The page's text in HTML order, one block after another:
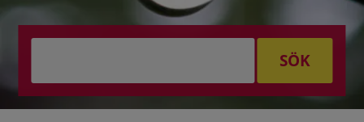
SÖK